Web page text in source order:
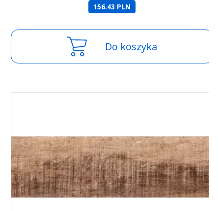
156.43 PLN
Do koszyka